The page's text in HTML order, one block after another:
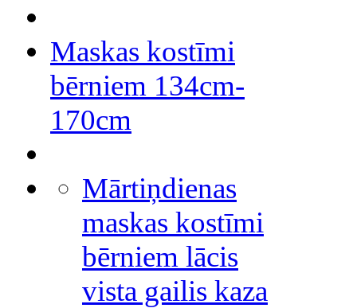
Maskas kostīmi
bērniem 134cm-
170cm
Mārtiņdienas
maskas kostīmi
bērniem lācis
vista gailis kaza